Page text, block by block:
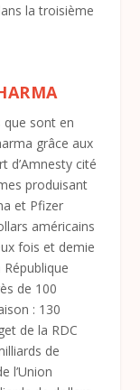
la troisième
que sont en
grâce aux
d’Amnesty cité
produisant
et Pfizer
américains
fois et demie
de 100
: 130
de la RDC
de
l’Union